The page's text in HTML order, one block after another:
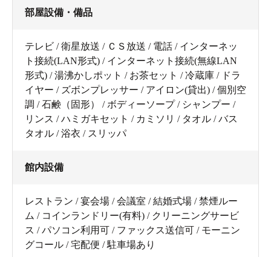
部屋設備・備品
テレビ / 衛星放送 / ＣＳ放送 / 電話 / インターネッ
ト接続(LAN形式) / インターネット接続(無線LAN
形式) / 湯沸かしポット / お茶セット / 冷蔵庫 / ドラ
イヤー / ズボンプレッサー / アイロン(貸出) / 個別空
調 / 石鹸（固形） / ボディーソープ / シャンプー /
リンス / ハミガキセット / カミソリ / タオル / バス
タオル / 浴衣 / スリッパ
館内設備
レストラン / 宴会場 / 会議室 / 結婚式場 / 禁煙ルー
ム / コインランドリー(有料) / クリーニングサービ
ス / パソコン利用可 / ファックス送信可 / モーニン
グコール / 宅配便 / 駐車場あり